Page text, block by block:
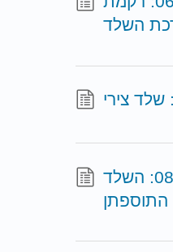
השלד
מונחי מפתח פרק 08: השלד
התוספתן